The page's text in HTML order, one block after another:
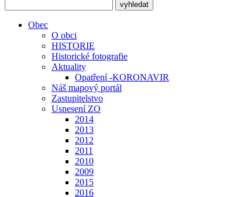
Obec
O obci
HISTORIE
Historické fotografie
Aktuality
Opatření -KORONAVIR
Náš mapový portál
Zastupitelstvo
Usnesení ZO
2014
2013
2012
2011
2010
2009
2015
2016